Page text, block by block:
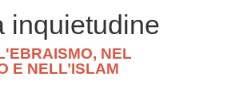
inquietudine
NEL
E NELL’ISLAM